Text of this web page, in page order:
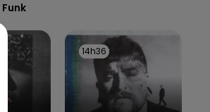
14h36
14h36